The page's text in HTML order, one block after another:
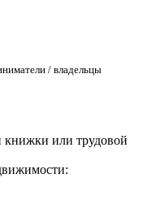
/ владельцы
книжки или трудовой